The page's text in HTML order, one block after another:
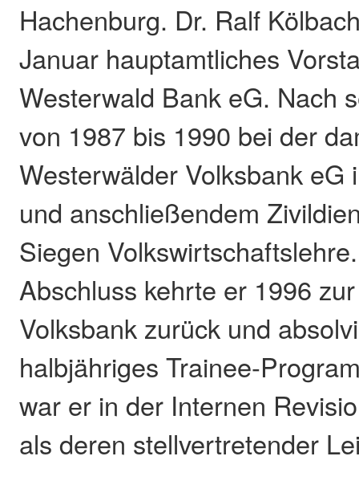
Hachenburg. Dr. Ralf
Januar hauptamtliches
Westerwald Bank eG. Nach
von 1987 bis 1990 bei der
Westerwälder Volksbank eG
und anschließendem
Siegen
Abschluss kehrte er 1996
Volksbank zurück und
halbjähriges Trainee-
war er in der Internen
als deren stellvertretender